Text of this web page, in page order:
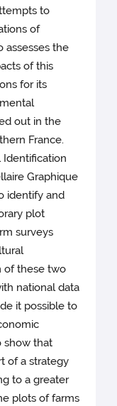
to
of
assesses the
of this
for its
out in the
France.
Identification
Graphique
identify and
plot
surveys
of these two
national data
it possible to
show that
of a strategy
to a greater
plots of farms